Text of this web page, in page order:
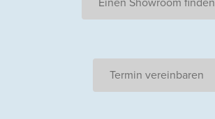
Termin vereinbaren